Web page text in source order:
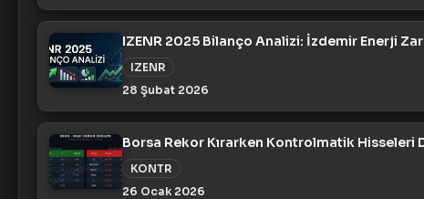
IZENR 2025 Bilanço Analizi: İzdemir Enerji
IZENR
28 Şubat 2026
Borsa Rekor Kırarken Kontrolmatik Hisseleri
KONTR
26 Ocak 2026